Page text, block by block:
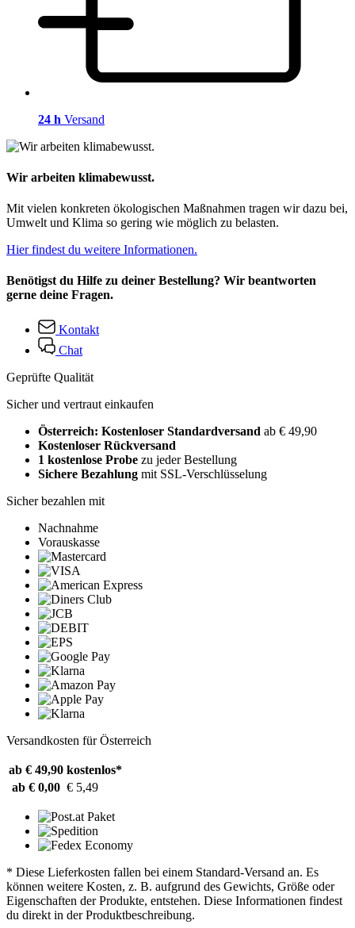
24 h Versand
Wir arbeiten klimabewusst.
Mit vielen konkreten ökologischen Maßnahmen tragen wir dazu bei,
Umwelt und Klima so gering wie möglich zu belasten.
Hier findest du weitere Informationen.
Benötigst du Hilfe zu deiner Bestellung? Wir beantworten
gerne deine Fragen.
Kontakt
Chat
Geprüfte Qualität
Sicher und vertraut einkaufen
Österreich: Kostenloser Standardversand ab € 49,90
Kostenloser Rückversand
1 kostenlose Probe zu jeder Bestellung
Sichere Bezahlung mit SSL-Verschlüsselung
Sicher bezahlen mit
Nachnahme
Vorauskasse
Versandkosten für Österreich
ab € 49,90 kostenlos*
ab € 0,00 € 5,49
* Diese Lieferkosten fallen bei einem Standard-Versand an. Es
können weitere Kosten, z. B. aufgrund des Gewichts, Größe oder
Eigenschaften der Produkte, entstehen. Diese Informationen findest
du direkt in der Produktbeschreibung.